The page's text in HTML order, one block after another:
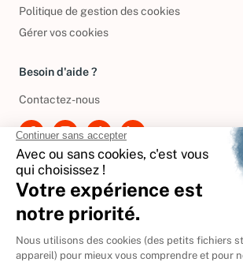
Politique de gestion des cookies
Gérer vos cookies
Besoin d'aide ?
Contactez-nous
International
🇪🇸Espagne
🇩🇪Allemagne
🇮🇹 Italie